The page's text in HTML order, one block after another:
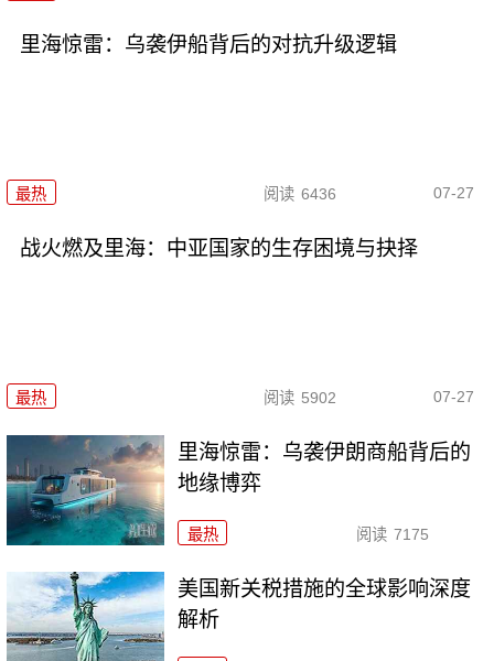
里海惊雷：乌袭伊船背后的对抗升级逻辑
最热 阅读 6436 07-27
战火燃及里海：中亚国家的生存困境与抉择
最热 阅读 5902 07-27
里海惊雷：乌袭伊朗商船背后的
地缘博弈
最热 阅读 7175
美国新关税措施的全球影响深度
解析